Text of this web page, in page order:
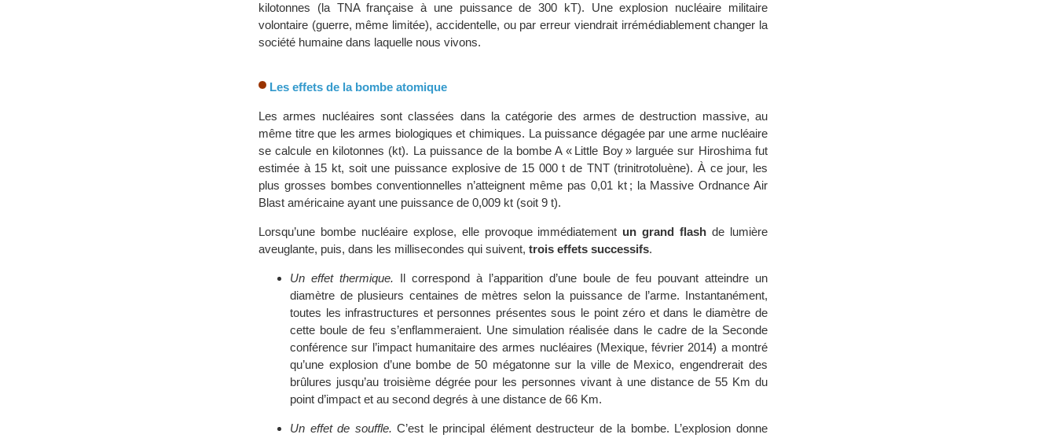
kilotonnes (la TNA française à une puissance de 300 kT). Une explosion nucléaire militaire
volontaire (guerre, même limitée), accidentelle, ou par erreur viendrait irrémédiablement changer la
société humaine dans laquelle nous vivons.
Les effets de la bombe atomique
Les armes nucléaires sont classées dans la catégorie des armes de destruction massive, au
même titre que les armes biologiques et chimiques. La puissance dégagée par une arme nucléaire
se calcule en kilotonnes (kt). La puissance de la bombe A « Little Boy » larguée sur Hiroshima fut
estimée à 15 kt, soit une puissance explosive de 15 000 t de TNT (trinitrotoluène). À ce jour, les
plus grosses bombes conventionnelles n’atteignent même pas 0,01 kt ; la Massive Ordnance Air
Blast américaine ayant une puissance de 0,009 kt (soit 9 t).
Lorsqu’une bombe nucléaire explose, elle provoque immédiatement un grand flash de lumière
aveuglante, puis, dans les millisecondes qui suivent, trois effets successifs.
Un effet thermique. Il correspond à l’apparition d’une boule de feu pouvant atteindre un
diamètre de plusieurs centaines de mètres selon la puissance de l’arme. Instantanément,
toutes les infrastructures et personnes présentes sous le point zéro et dans le diamètre de
cette boule de feu s’enflammeraient. Une simulation réalisée dans le cadre de la Seconde
conférence sur l’impact humanitaire des armes nucléaires (Mexique, février 2014) a montré
qu’une explosion d’une bombe de 50 mégatonne sur la ville de Mexico, engendrerait des
brûlures jusqu’au troisième dégrée pour les personnes vivant à une distance de 55 Km du
point d’impact et au second degrés à une distance de 66 Km.
Un effet de souffle. C’est le principal élément destructeur de la bombe. L’explosion donne